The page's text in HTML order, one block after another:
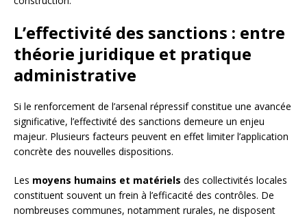
L’effectivité des sanctions : entre
théorie juridique et pratique
administrative
Si le renforcement de l’arsenal répressif constitue une avancée
significative, l’effectivité des sanctions demeure un enjeu
majeur. Plusieurs facteurs peuvent en effet limiter l’application
concrète des nouvelles dispositions.
Les moyens humains et matériels des collectivités locales
constituent souvent un frein à l’efficacité des contrôles. De
nombreuses communes, notamment rurales, ne disposent